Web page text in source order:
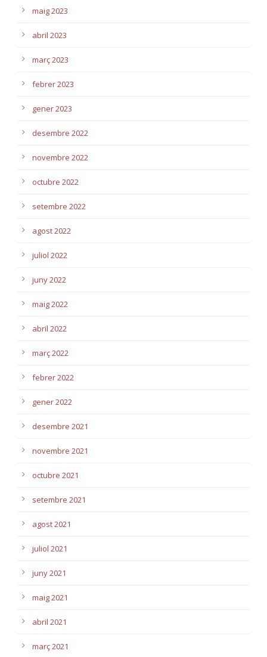
maig 2023
abril 2023
març 2023
febrer 2023
gener 2023
desembre 2022
novembre 2022
octubre 2022
setembre 2022
agost 2022
juliol 2022
juny 2022
maig 2022
abril 2022
març 2022
febrer 2022
gener 2022
desembre 2021
novembre 2021
octubre 2021
setembre 2021
agost 2021
juliol 2021
juny 2021
maig 2021
abril 2021
març 2021